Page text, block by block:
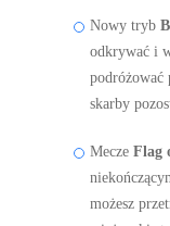
Nowy tryb
odkrywać i
podróżować
skarby
Mecze Flag
możesz